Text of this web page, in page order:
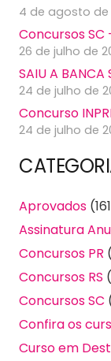
4 de agosto de
Concursos
26 de julho de
SAIU A BANCA
24 de julho de
Concurso
24 de julho de
Aprovados
Assinatura
Concursos PR
Concursos RS
Concursos SC
Confira os
Curso em